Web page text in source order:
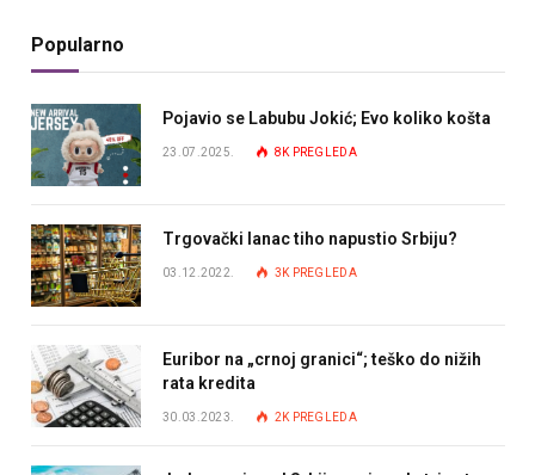
Popularno
Pojavio se Labubu Jokić; Evo koliko košta
23.07.2025. 8K PREGLEDA
Trgovački lanac tiho napustio Srbiju?
03.12.2022. 3K PREGLEDA
Euribor na „crnoj granici“; teško do nižih
rata kredita
30.03.2023. 2K PREGLEDA